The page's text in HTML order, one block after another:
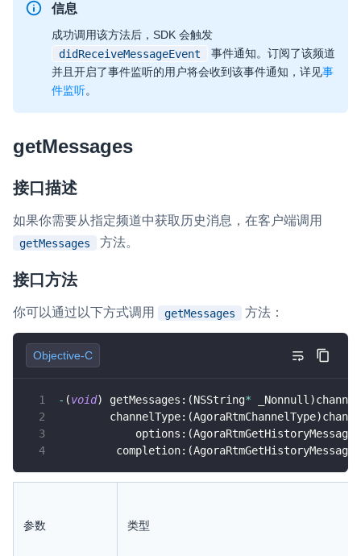
信息
成功调用该方法后，SDK 会触发
didReceiveMessageEvent
事件通知。订阅了该频道
并且开启了事件监听的用户将会收到该事件通知，详见事
件监听。
getMessages
接口描述
如果你需要从指定频道中获取历史消息，在客户端调用
getMessages 方法。
接口方法
你可以通过以下方式调用 getMessages 方法：
Objective-C
- (void) getMessages : (NSString* _Nonnull)
        channelType
: (AgoraRtmChannelType)
            options
: (
         completion
: (
参数 类型